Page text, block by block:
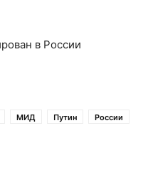
в России
МИД Путин
России